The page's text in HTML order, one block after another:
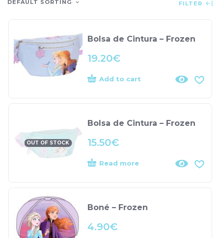
DEFAULT SORTING FILTER
Bolsa de Cintura – Frozen
19.20€
Add to cart
OUT OF STOCK
Bolsa de Cintura – Frozen
15.50€
Read more
Boné – Frozen
4.90€